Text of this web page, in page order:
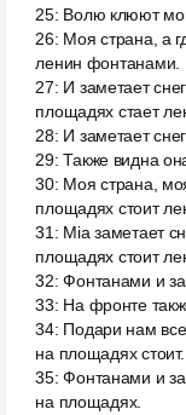
25: Волю клюют
26: Моя страна, а
ленин фонтанами.
27: И заметает
площадях стает
28: И заметает
29:Также видна
30: Моя страна,
площадях стоит
31 : Mia заметает
площадях стоит
32:Фонтанами и
33: На фронте
34: Подари нам
на площадях стоит.
35:Фонтанами и
на площадях.